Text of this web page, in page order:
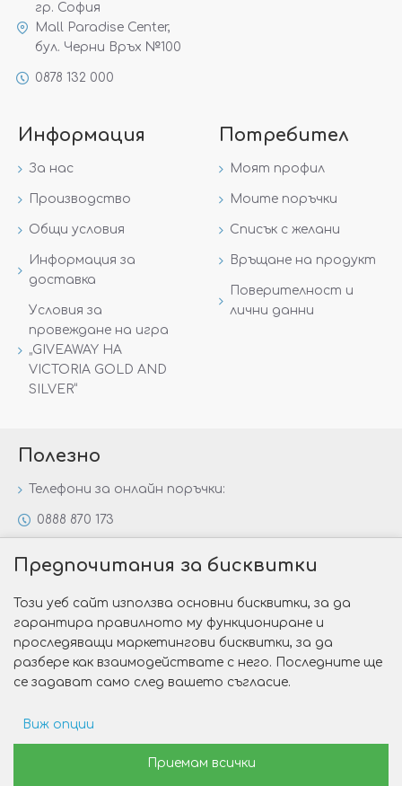
гр. София
Mall Paradise Center,
бул. Черни Връх №100
0878 132 000
Информация
За нас
Производство
Общи условия
Информация за
доставка
Условия за
провеждане на игра
„GIVEAWAY НА
VICTORIA GOLD AND
SILVER“
Потребител
Моят профил
Моите поръчки
Списък с желани
Връщане на продукт
Поверителност и
лични данни
Полезно
Телефони за онлайн поръчки:
0888 870 173
Специални предложения
Защо да изберете Victoria Gold&Silver?
Как да изберем годежен пръстен?
Изработка на сайт от Web R Solution®
Предпочитания за бисквитки
Този уеб сайт използва основни бисквитки, за да
гарантира правилното му функциониране и
проследяващи маркетингови бисквитки, за да
разбере как взаимодействате с него. Последните ще
се задават само след вашето съгласие.
Виж опции
Рекламни предпочитанияПриемам всички